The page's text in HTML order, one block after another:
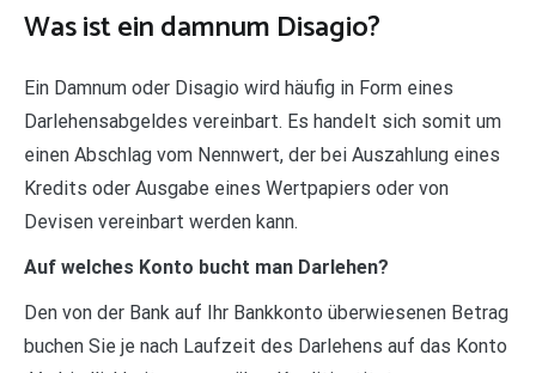
Was ist ein damnum Disagio?
Ein Damnum oder Disagio wird häufig in Form eines
Darlehensabgeldes vereinbart. Es handelt sich somit um
einen Abschlag vom Nennwert, der bei Auszahlung eines
Kredits oder Ausgabe eines Wertpapiers oder von
Devisen vereinbart werden kann.
Auf welches Konto bucht man Darlehen?
Den von der Bank auf Ihr Bankkonto überwiesenen Betrag
buchen Sie je nach Laufzeit des Darlehens auf das Konto